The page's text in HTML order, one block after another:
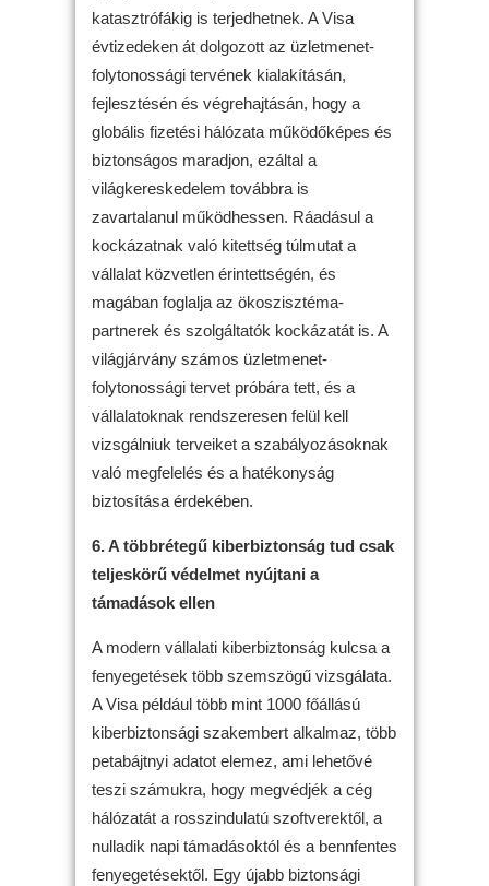
katasztrófákig is terjedhetnek. A Visa
évtizedeken át dolgozott az üzletmenet-
folytonossági tervének kialakításán,
fejlesztésén és végrehajtásán, hogy a
globális fizetési hálózata működőképes és
biztonságos maradjon, ezáltal a
világkereskedelem továbbra is
zavartalanul működhessen. Ráadásul a
kockázatnak való kitettség túlmutat a
vállalat közvetlen érintettségén, és
magában foglalja az ökoszisztéma-
partnerek és szolgáltatók kockázatát is. A
világjárvány számos üzletmenet-
folytonossági tervet próbára tett, és a
vállalatoknak rendszeresen felül kell
vizsgálniuk terveiket a szabályozásoknak
való megfelelés és a hatékonyság
biztosítása érdekében.
6. A többrétegű kiberbiztonság tud csak
teljeskörű védelmet nyújtani a
támadások ellen
A modern vállalati kiberbiztonság kulcsa a
fenyegetések több szemszögű vizsgálata.
A Visa például több mint 1000 főállású
kiberbiztonsági szakembert alkalmaz, több
petabájtnyi adatot elemez, ami lehetővé
teszi számukra, hogy megvédjék a cég
hálózatát a rosszindulatú szoftverektől, a
nulladik napi támadásoktól és a bennfentes
fenyegetésektől. Egy újabb biztonsági